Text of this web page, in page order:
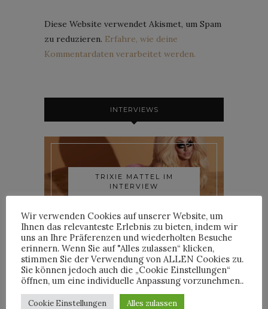
Diese Website verwendet Akismet, um Spam
zu reduzieren. Erfahre, wie deine
Kommentardaten verarbeitet werden.
INTERVIEWS
TRIXIE MATTEL IM
INTERVIEW
YOANN LEMOINE AKA
WOODKID IM INTERVIEW
Wir verwenden Cookies auf unserer Website, um
Ihnen das relevanteste Erlebnis zu bieten, indem wir
uns an Ihre Präferenzen und wiederholten Besuche
erinnern. Wenn Sie auf "Alles zulassen“ klicken,
stimmen Sie der Verwendung von ALLEN Cookies zu.
Sie können jedoch auch die „Cookie Einstellungen“
öffnen, um eine individuelle Anpassung vorzunehmen..
Cookie Einstellungen Alles zulassen